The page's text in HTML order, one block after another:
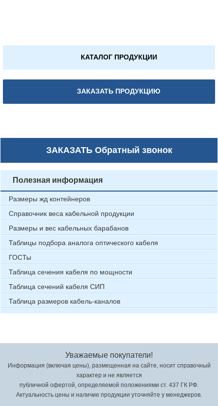
КАТАЛОГ ПРОДУКЦИИ
ЗАКАЗАТЬ ПРОДУКЦИЮ
ЗАКАЗАТЬОбратный звонок
Полезная информация
Размеры жд контейнеров
Справочник веса кабельной продукции
Размеры и вес кабельных барабанов
Таблицы подбора аналога оптического кабеля
ГОСТы
Таблица сечения кабеля по мощности
Таблица сечений кабеля СИП
Таблица размеров кабель-каналов
Уважаемые покупатели!
Информация (включая цены), размещенная на сайте, носит справочный
характер и не является
публичной офертой, определяемой положениями ст. 437 ГК РФ.
Актуальность цены и наличие продукции уточняйте у менеджеров.